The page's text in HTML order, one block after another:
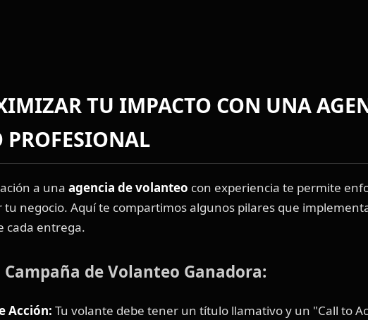
TU IMPACTO CON UNA
a una agencia de volanteo con experiencia te permite
tu negocio. Aquí te compartimos algunos pilares que
cada entrega.
de Volanteo Ganadora:
Acción: Tu volante debe tener un título llamativo y un "Call to